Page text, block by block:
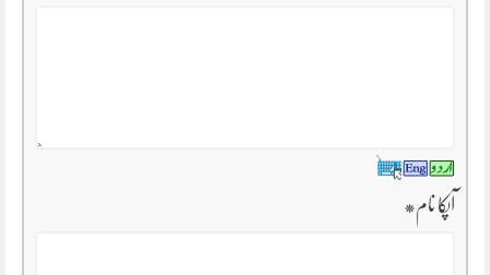
آپکا نام*